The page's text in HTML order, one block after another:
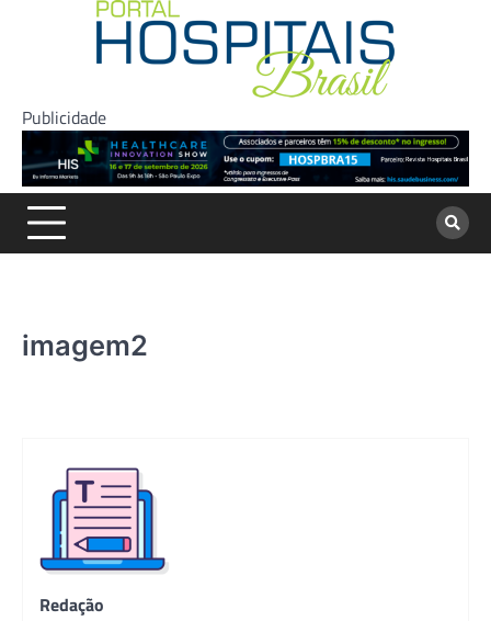
Publicidade
imagem2
Redação